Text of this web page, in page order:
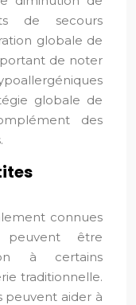
de secours
globale de
de noter
globale de
des
connues
être
à certains
traditionnelle.
peuvent aider à